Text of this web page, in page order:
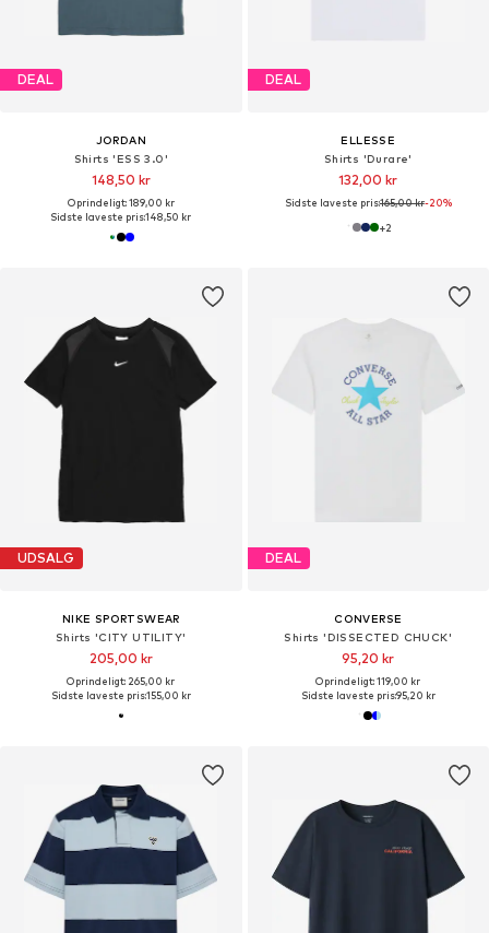
DEAL
JORDAN
Shirts 'ESS 3.0'
148,50 kr
Oprindeligt: 189,00 kr
Sidste laveste pris:148,50 kr
DEAL
ELLESSE
Shirts 'Durare'
132,00 kr
Sidste laveste pris:165,00 kr-20%
+2
UDSALG
NIKE SPORTSWEAR
Shirts 'CITY UTILITY'
205,00 kr
Oprindeligt: 265,00 kr
Sidste laveste pris:155,00 kr
DEAL
CONVERSE
Shirts 'DISSECTED CHUCK'
95,20 kr
Oprindeligt: 119,00 kr
Sidste laveste pris:95,20 kr